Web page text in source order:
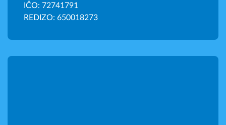
IČO: 72741791
REDIZO: 650018273